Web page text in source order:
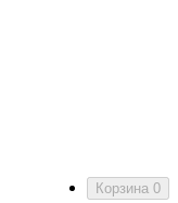
Корзина 0